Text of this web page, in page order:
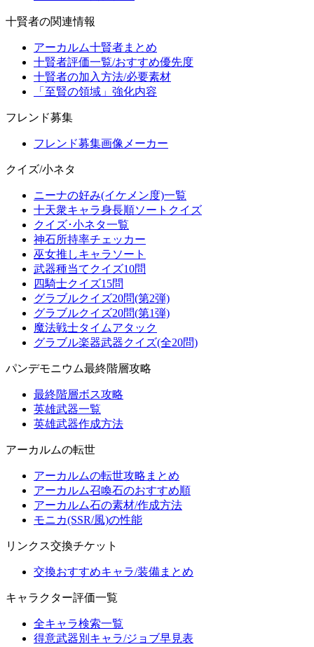
十賢者の関連情報
アーカルム十賢者まとめ
十賢者評価一覧/おすすめ優先度
十賢者の加入方法/必要素材
「至賢の領域」強化内容
フレンド募集
フレンド募集画像メーカー
クイズ/小ネタ
ニーナの好み(イケメン度)一覧
十天衆キャラ身長順ソートクイズ
クイズ･小ネタ一覧
神石所持率チェッカー
巫女推しキャラソート
武器種当てクイズ10問
四騎士クイズ15問
グラブルクイズ20問(第2弾)
グラブルクイズ20問(第1弾)
魔法戦士タイムアタック
グラブル楽器武器クイズ(全20問)
パンデモニウム最終階層攻略
最終階層ボス攻略
英雄武器一覧
英雄武器作成方法
アーカルムの転世
アーカルムの転世攻略まとめ
アーカルム召喚石のおすすめ順
アーカルム石の素材/作成方法
モニカ(SSR/風)の性能
リンクス交換チケット
交換おすすめキャラ/装備まとめ
キャラクター評価一覧
全キャラ検索一覧
得意武器別キャラ/ジョブ早見表